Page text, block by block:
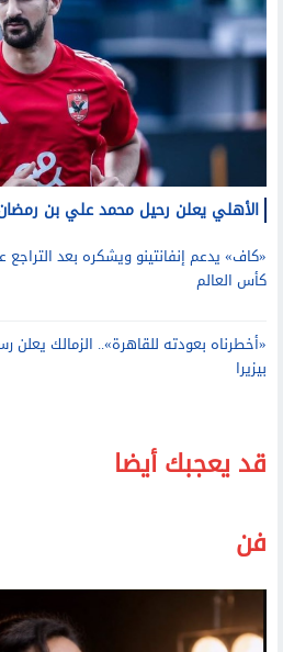
الأهلي يعلن رحيل محمد علي بن
كأس العالم
بيزيرا
قد يعجبك أيضا
فن